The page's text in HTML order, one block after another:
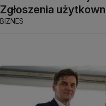
Zgłoszenia
BIZNES